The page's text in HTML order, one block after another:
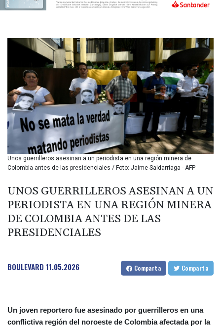
BIF 3451.157116
BSD 1.152686
BTN 109.688637
BWP 15.558807
BYN 3.432357
BYR
22660.258427
BZD 2.318271
CAD 1.61333
CDF
2615.761404
CHF 0.934181
CLP
CNY 7.801146
CNH 7.796152
CUP 30.637594
CVE 110.26363
DKK 7.477932
DOP 67.289164
Unos guerrilleros asesinan a un periodista en una región minera de
Colombia antes de las presidenciales / Foto: Jaime Saldarriaga - AFP
UNOS GUERRILLEROS ASESINAN A UN
PERIODISTA EN UNA REGIÓN MINERA
DE COLOMBIA ANTES DE LAS
PRESIDENCIALES
BOULEVARD 11.05.2026 Comparta Comparta
Un joven reportero fue asesinado por guerrilleros en una
conflictiva región del noroeste de Colombia afectada por la